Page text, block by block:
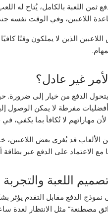
ثمن اللعبة بالكامل، يُتاح له
اللاعبين، وفي الوقت نفسه
الذين لا يملكون وقتًا
غير عادل؟
الدفع من خيار إلى ضرورة.
مفرطة لا يمكن الوصول
مهاراتهم لا تُكافأ بما يكفي،
الألعاب قد يُغري بعض
مع الاعتماد على الدفع عبر
تصميم اللعبة والتجربة
نموذج الدفع مقابل التقدم
مصطنعة” مثل الانتظار لعدة